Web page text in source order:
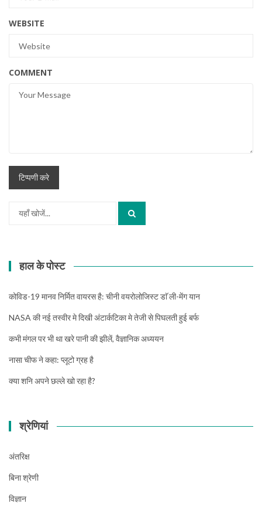
WEBSITE
COMMENT
Search
हाल के पोस्ट
कोविड-19 मानव निर्मित वायरस है: चीनी वयरोलोजिस्ट डाॅ ली-मेंग यान
NASA की नई तस्वीर मे दिखी अंटार्कटिका मे तेजी से पिघलती हुई बर्फ
कभी मंगल पर भी था खरे पानी की झीलें, वैज्ञानिक अध्ययन
नासा चीफ ने कहा: प्लूटो ग्रह है
क्या शनि अपने छल्ले खो रहा है?
श्रेणियां
अंतरिक्ष
बिना श्रेणी
विज्ञान